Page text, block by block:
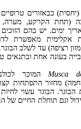
כבאזורים
(תחת הקרקע, מערה,
ימים. יש בהם
אקלימית מאפשרת
רציפה) עד לשלב
בעונה אחת ובתנאים
Musca המוכר
וגם תוחלת החיים של